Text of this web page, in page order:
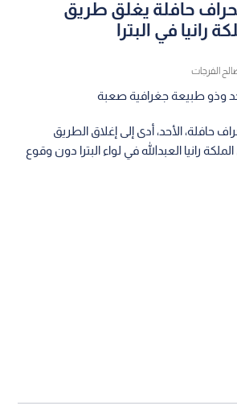
حافلة يغلق طريق
في البترا
الفرجات
وذو طبيعة جغرافية صعبة
حافلة، الأحد، أدى إلى إغلاق الطريق
رانيا العبدالله في لواء البترا دون وقوع